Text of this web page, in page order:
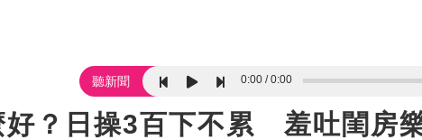
聽新聞 0:00 0:00
好？日操3百下不累 羞吐閨房